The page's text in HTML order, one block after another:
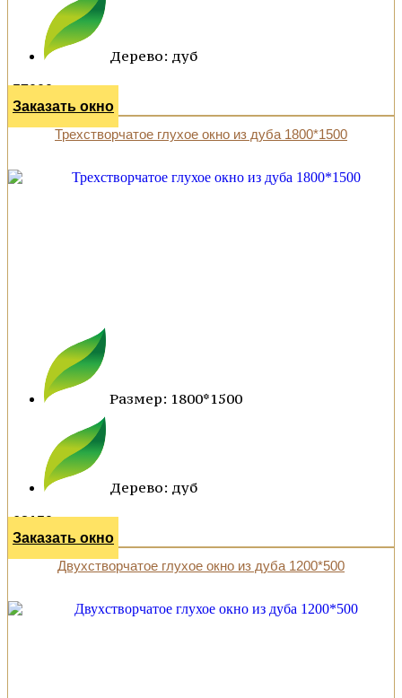
Дерево: дуб
57000 р.
Заказать окно
Трехстворчатое глухое окно из дуба 1800*1500
Размер: 1800*1500
Дерево: дуб
68150 р.
Заказать окно
Двухстворчатое глухое окно из дуба 1200*500